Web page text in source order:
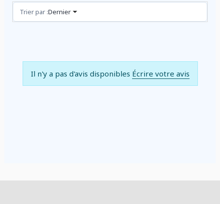
Avis (0)
Trier par :Dernier
Il n'y a pas d'avis disponibles Écrire votre avis